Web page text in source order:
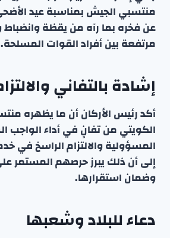
منتسبي الجيش بمناسبة عيد
عن فخره بما رآه من يقظة
مرتفعة بين أفراد القوات المسلحة.
إشادة بالتفاني
أكد رئيس الأركان أن ما يظهره
الكويتي من تفانٍ في أداء
المسؤولية والالتزام الراسخ في
إلى أن ذلك يبرز حرصهم المستمر
وضمان استقرارها.
دعاء للبلاد وشعبها